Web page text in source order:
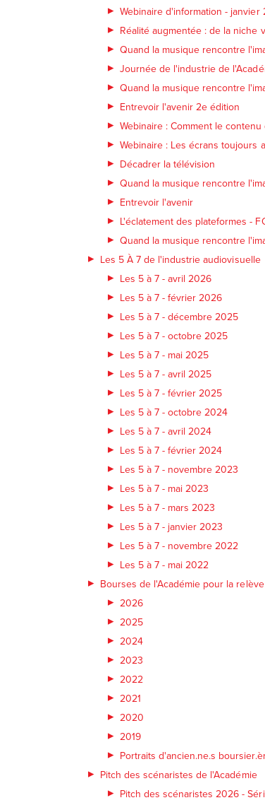
Webinaire d'information - janvier
Réalité augmentée : de la niche
Quand la musique rencontre
Journée de l'industrie de
Quand la musique rencontre
Entrevoir l'avenir 2e édition
Webinaire : Comment le
Webinaire : Les écrans toujours
Décadrer la télévision
Quand la musique rencontre
Entrevoir l'avenir
L'éclatement des plateformes -
Quand la musique rencontre
Les 5 À 7 de l'industrie audiovisuelle
Les 5 à 7 - avril 2026
Les 5 à 7 - février 2026
Les 5 à 7 - décembre 2025
Les 5 à 7 - octobre 2025
Les 5 à 7 - mai 2025
Les 5 à 7 - avril 2025
Les 5 à 7 - février 2025
Les 5 à 7 - octobre 2024
Les 5 à 7 - avril 2024
Les 5 à 7 - février 2024
Les 5 à 7 - novembre 2023
Les 5 à 7 - mai 2023
Les 5 à 7 - mars 2023
Les 5 à 7 - janvier 2023
Les 5 à 7 - novembre 2022
Les 5 à 7 - mai 2022
Bourses de l'Académie pour la relève
2026
2025
2024
2023
2022
2021
2020
2019
Portraits d'ancien.ne.s
Pitch des scénaristes de l'Académie
Pitch des scénaristes 2026 -